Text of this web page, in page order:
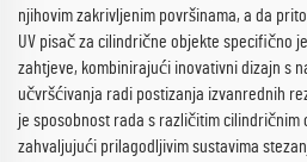
njihovim zakrivljenim površinama, a da
UV pisač za cilindrične objekte specifično
zahtjeve, kombinirajući inovativni dizajn s
učvršćivanja radi postizanja izvanrednih
je sposobnost rada s različitim cilindričnim
zahvaljujući prilagodljivim sustavima